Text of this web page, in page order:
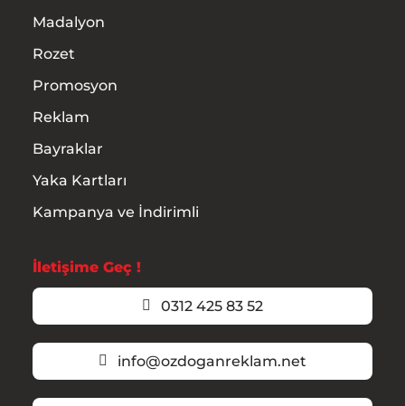
Madalyon
Rozet
Promosyon
Reklam
Bayraklar
Yaka Kartları
Kampanya ve İndirimli
İletişime Geç !
0312 425 83 52
info@ozdoganreklam.net